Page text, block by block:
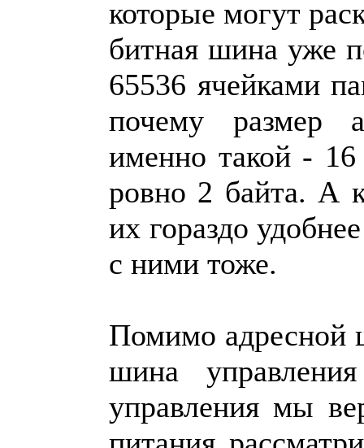
которые могут
битная шина уже
65536 ячейками
почему размер
именно такой -
ровно 2 байта. А
их гораздо
с ними тоже.
Помимо
шина
управления мы